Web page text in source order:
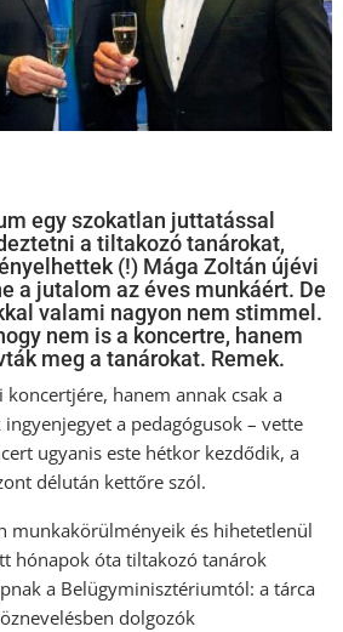
egy szokatlan juttatással
a tiltakozó tanárokat,
(!) Mága Zoltán újévi
a jutalom az éves munkáért. De
valami nagyon nem stimmel.
nem is a koncertre, hanem
meg a tanárokat. Remek.
hanem annak csak a
a pedagógusok – vette
ugyanis este hétkor kezdődik, a
délután kettőre szól.
munkakörülményeik és hihetetlenül
hónapok óta tiltakozó tanárok
a Belügyminisztériumtól: a tárca
dolgozók